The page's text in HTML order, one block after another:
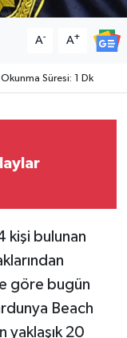
A- A+
Okunma Süresi: 1 Dk
kişi bulunan
göre bugün
Beach
yaklaşık 20